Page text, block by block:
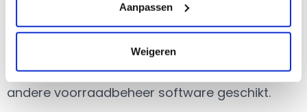
Aanpassen
Weigeren
voorraad. De ene onderneming is een
vereniging, de andere bestaat uit een webshop
en weer een andere onderneming is actief op
ZZP basis. Voor elk type onderneming is een
andere voorraadbeheer software geschikt.